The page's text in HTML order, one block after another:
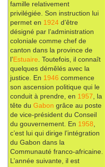
famille relativement
privilégiée. Son instruction lui
permet en 1924 d’être
désigné par l’administration
coloniale comme chef de
canton dans la province de
l’Estuaire . Toutefois, il connaît
quelques démêlés avec la
justice. En 1946 commence
son ascension politique qui le
conduit à prendre, en 1957 , la
tête du Gabon grâce au poste
de vice-président du Conseil
du gouvernement. En 1958
c’est lui qui dirige l’intégration
du Gabon dans la
Communauté franco-africaine.
L’année suivante, il est